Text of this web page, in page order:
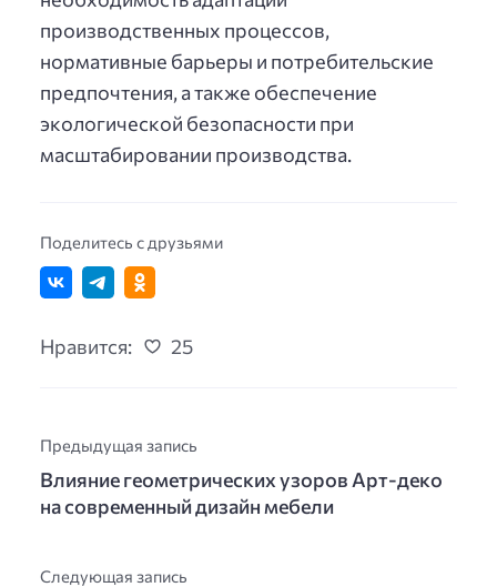
производственных процессов,
нормативные барьеры и потребительские
предпочтения, а также обеспечение
экологической безопасности при
масштабировании производства.
Поделитесь с друзьями
Нравится: 25
Предыдущая запись
Влияние геометрических узоров Арт-деко
на современный дизайн мебели
Следующая запись